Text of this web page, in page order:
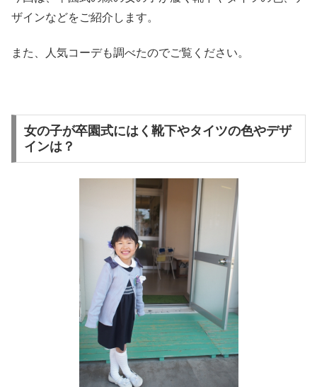
ザインなどをご紹介します。
また、人気コーデも調べたのでご覧ください。
女の子が卒園式にはく靴下やタイツの色やデザ
インは？